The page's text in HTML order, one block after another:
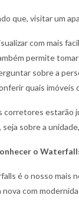
que, visitar um
com mais
permite
sobre a
quais imóveis
corretores estarão
seja sobre a
o
é o nosso mais
nova com